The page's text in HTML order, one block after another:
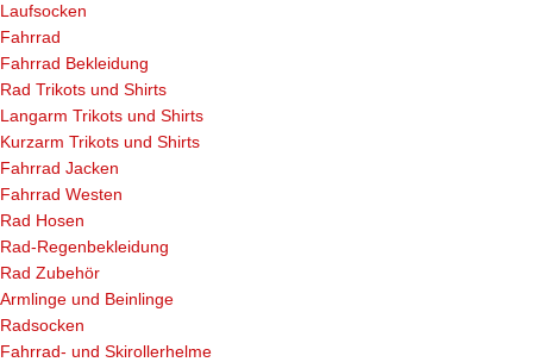
Laufsocken
Fahrrad
Fahrrad Bekleidung
Rad Trikots und Shirts
Langarm Trikots und Shirts
Kurzarm Trikots und Shirts
Fahrrad Jacken
Fahrrad Westen
Rad Hosen
Rad-Regenbekleidung
Rad Zubehör
Armlinge und Beinlinge
Radsocken
Fahrrad- und Skirollerhelme